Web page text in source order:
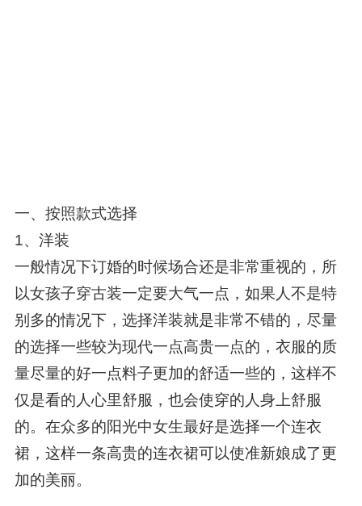
一、按照款式选择
1、洋装
一般情况下订婚的时候场合还是非常重视的，所
以女孩子穿古装一定要大气一点，如果人不是特
别多的情况下，选择洋装就是非常不错的，尽量
的选择一些较为现代一点高贵一点的，衣服的质
量尽量的好一点料子更加的舒适一些的，这样不
仅是看的人心里舒服，也会使穿的人身上舒服
的。在众多的阳光中女生最好是选择一个连衣
裙，这样一条高贵的连衣裙可以使准新娘成了更
加的美丽。